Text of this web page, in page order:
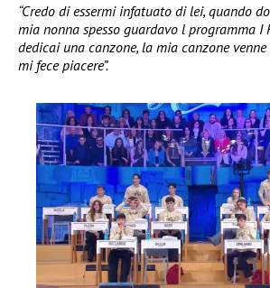
“Credo di essermi infatuato di lei, quando
mia nonna spesso guardavo l programma I
dedicai una canzone, la mia canzone
mi fece piacere”.